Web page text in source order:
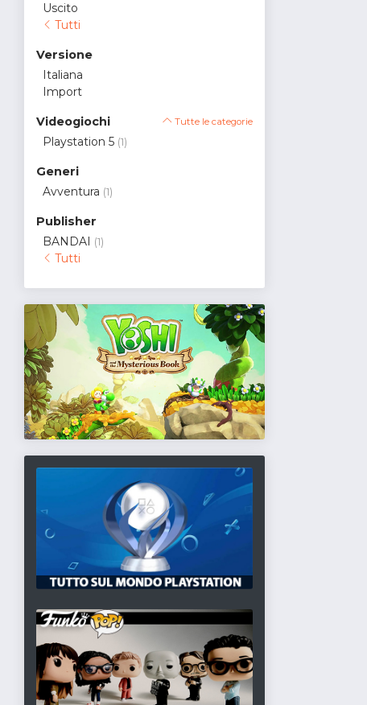
Uscito
Tutti
Versione
Italiana
Import
Videogiochi Tutte le categorie
Playstation 5 (1)
Generi
Avventura (1)
Publisher
BANDAI (1)
Tutti